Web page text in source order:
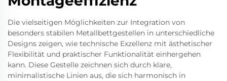
Die vielseitigen Möglichkeiten zur Integration von
besonders stabilen Metallbettgestellen in unterschiedliche
Designs zeigen, wie technische Exzellenz mit ästhetischer
Flexibilität und praktischer Funktionalität einhergehen
kann. Diese Gestelle zeichnen sich durch klare,
minimalistische Linien aus, die sich harmonisch in